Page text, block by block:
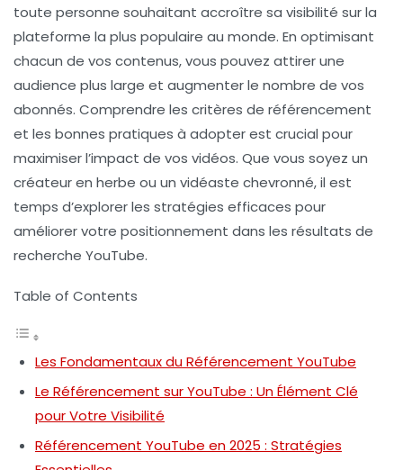
toute personne souhaitant accroître sa visibilité sur la
plateforme la plus populaire au monde. En optimisant
chacun de vos contenus, vous pouvez attirer une
audience plus large et augmenter le nombre de vos
abonnés. Comprendre les critères de référencement
et les bonnes pratiques à adopter est crucial pour
maximiser l’impact de vos vidéos. Que vous soyez un
créateur en herbe ou un vidéaste chevronné, il est
temps d’explorer les stratégies efficaces pour
améliorer votre positionnement dans les résultats de
recherche YouTube.
Table of Contents
Les Fondamentaux du Référencement YouTube
Le Référencement sur YouTube : Un Élément Clé
pour Votre Visibilité
Référencement YouTube en 2025 : Stratégies